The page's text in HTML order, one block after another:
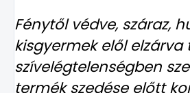
Fénytől védve, száraz,
kisgyermek elől elzárva
szívelégtelenségben
termék szedése előtt